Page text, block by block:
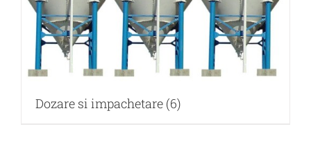
Dozare si impachetare (6)